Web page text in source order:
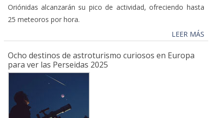
Oriónidas alcanzarán su pico de actividad, ofreciendo hasta
25 meteoros por hora.
LEER MÁS
Ocho destinos de astroturismo curiosos en Europa
para ver las Perseidas 2025